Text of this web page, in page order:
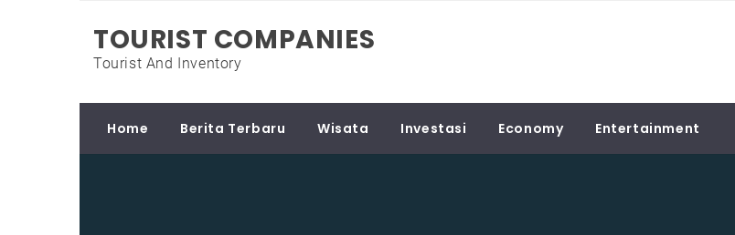
content
TOURIST COMPANIES
Tourist And Inventory
Home Berita Terbaru Wisata Investasi Economy Entertainment